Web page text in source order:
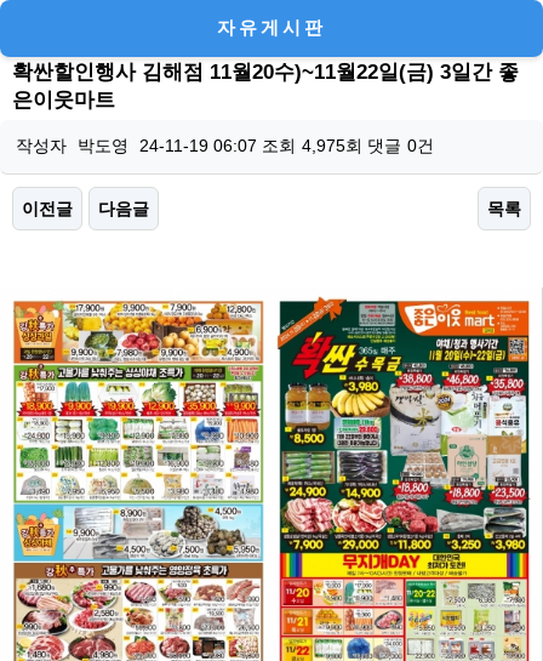
자유게시판
확싼할인행사 김해점 11월20수)~11월22일(금) 3일간 좋
은이웃마트
작성자 박도영 24-11-19 06:07 조회 4,975회 댓글 0건
이전글 다음글 목록
본문